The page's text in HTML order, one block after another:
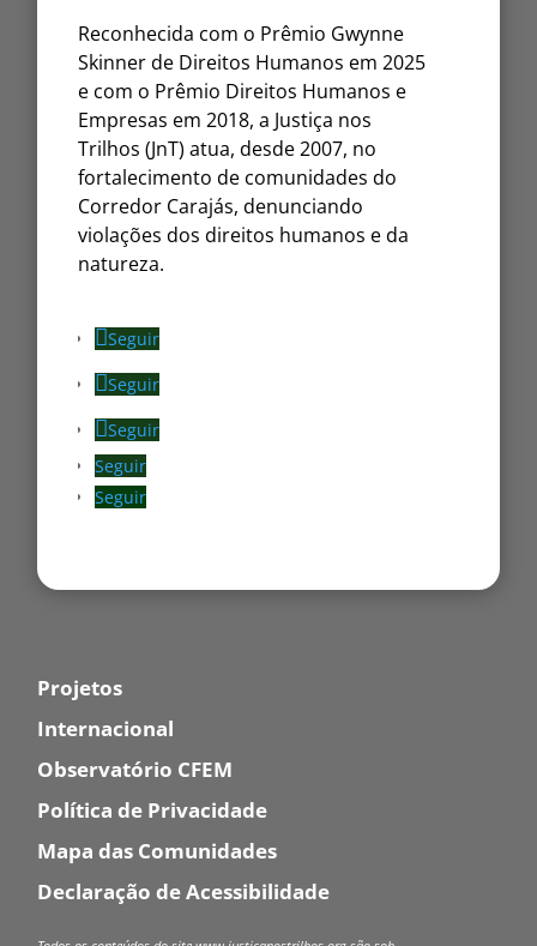
Reconhecida com o Prêmio Gwynne
Skinner de Direitos Humanos em 2025
e com o Prêmio Direitos Humanos e
Empresas em 2018, a Justiça nos
Trilhos (JnT) atua, desde 2007, no
fortalecimento de comunidades do
Corredor Carajás, denunciando
violações dos direitos humanos e da
natureza.
Seguir
Seguir
Seguir
Seguir
Seguir
Projetos
Internacional
Observatório CFEM
Política de Privacidade
Mapa das Comunidades
Declaração de Acessibilidade